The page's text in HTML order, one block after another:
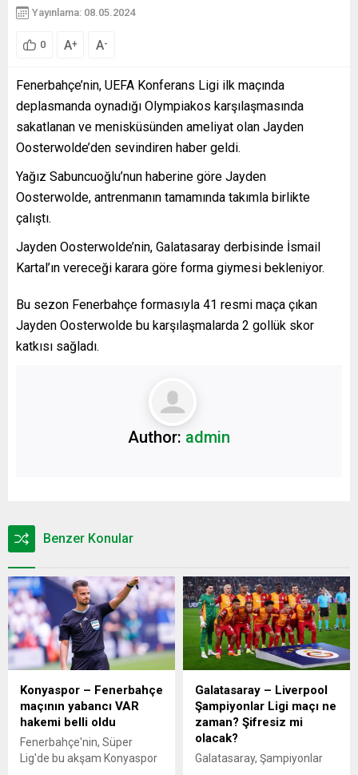
Yayınlama: 08.05.2024
0 A+ A-
Fenerbahçe’nin, UEFA Konferans Ligi ilk maçında
deplasmanda oynadığı Olympiakos karşılaşmasında
sakatlanan ve menisküsünden ameliyat olan Jayden
Oosterwolde’den sevindiren haber geldi.
Yağız Sabuncuoğlu’nun haberine göre Jayden
Oosterwolde, antrenmanın tamamında takımla birlikte
çalıştı.
Jayden Oosterwolde’nin, Galatasaray derbisinde İsmail
Kartal’ın vereceği karara göre forma giymesi bekleniyor.
Bu sezon Fenerbahçe formasıyla 41 resmi maça çıkan
Jayden Oosterwolde bu karşılaşmalarda 2 gollük skor
katkısı sağladı.
Author: admin
Benzer Konular
Konyaspor – Fenerbahçe
maçının yabancı VAR
hakemi belli oldu
Fenerbahçe'nin, Süper
Lig'de bu akşam Konyaspor
Galatasaray – Liverpool
Şampiyonlar Ligi maçı ne
zaman? Şifresiz mi
olacak?
Galatasaray, Şampiyonlar